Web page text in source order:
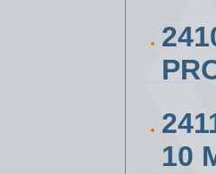
10